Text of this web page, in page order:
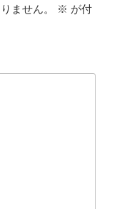
ません。 ※ が付